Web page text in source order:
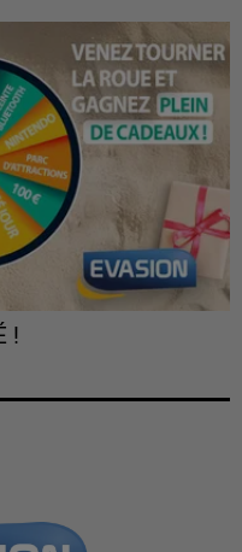
!